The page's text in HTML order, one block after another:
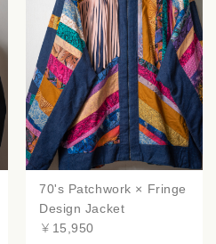
70's Patchwork × Fringe
Design Jacket
￥15,950